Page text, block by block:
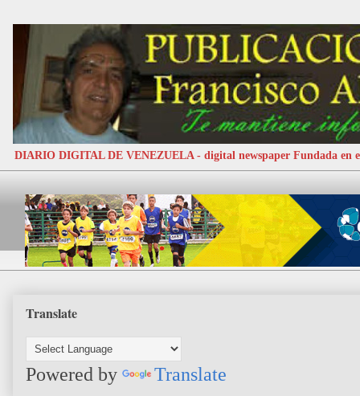
DIARIO DIGITAL DE VENEZUELA - digital newspaper Fundada en
Translate
Powered by Translate